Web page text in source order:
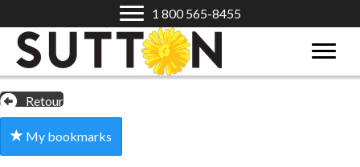
1 800 565-8455
Retour
My bookmarks